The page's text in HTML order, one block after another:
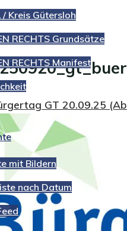
/ Kreis Gütersloh
RECHTS Grundsätze
RECHTS Manifest
mit Bildern
nach Datum
GT 20.09.25